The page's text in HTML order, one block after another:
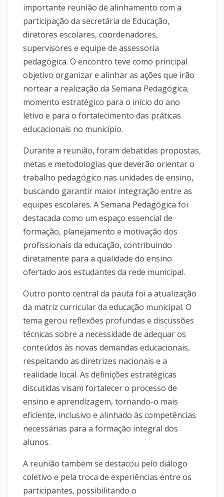
importante reunião de alinhamento com a
participação da secretária de Educação,
diretores escolares, coordenadores,
supervisores e equipe de assessoria
pedagógica. O encontro teve como principal
objetivo organizar e alinhar as ações que irão
nortear a realização da Semana Pedagógica,
momento estratégico para o início do ano
letivo e para o fortalecimento das práticas
educacionais no município.
Durante a reunião, foram debatidas propostas,
metas e metodologias que deverão orientar o
trabalho pedagógico nas unidades de ensino,
buscando garantir maior integração entre as
equipes escolares. A Semana Pedagógica foi
destacada como um espaço essencial de
formação, planejamento e motivação dos
profissionais da educação, contribuindo
diretamente para a qualidade do ensino
ofertado aos estudantes da rede municipal.
Outro ponto central da pauta foi a atualização
da matriz curricular da educação municipal. O
tema gerou reflexões profundas e discussões
técnicas sobre a necessidade de adequar os
conteúdos às novas demandas educacionais,
respeitando as diretrizes nacionais e a
realidade local. As definições estratégicas
discutidas visam fortalecer o processo de
ensino e aprendizagem, tornando-o mais
eficiente, inclusivo e alinhado às competências
necessárias para a formação integral dos
alunos.
A reunião também se destacou pelo diálogo
coletivo e pela troca de experiências entre os
participantes, possibilitando o